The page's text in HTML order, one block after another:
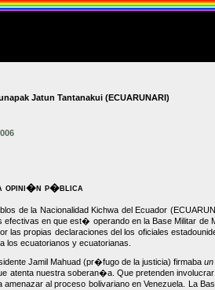
Jatun Tantanakui (ECUARUNARI)
opini�n p�blica
de la Nacionalidad Kichwa del Ecuador
efectivas en que est� operando en la Base Militar
las propias declaraciones del los oficiales
los ecuatorianos y ecuatorianas.
Jamil Mahuad (pr�fugo de la justicia) firmaba un
atenta nuestra soberan�a. Que pretenden
al proceso bolivariano en Venezuela. La